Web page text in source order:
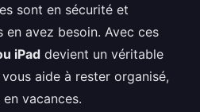
sont en sécurité et
en avez besoin. Avec ces
iPad devient un véritable
aide à rester organisé,
vacances.